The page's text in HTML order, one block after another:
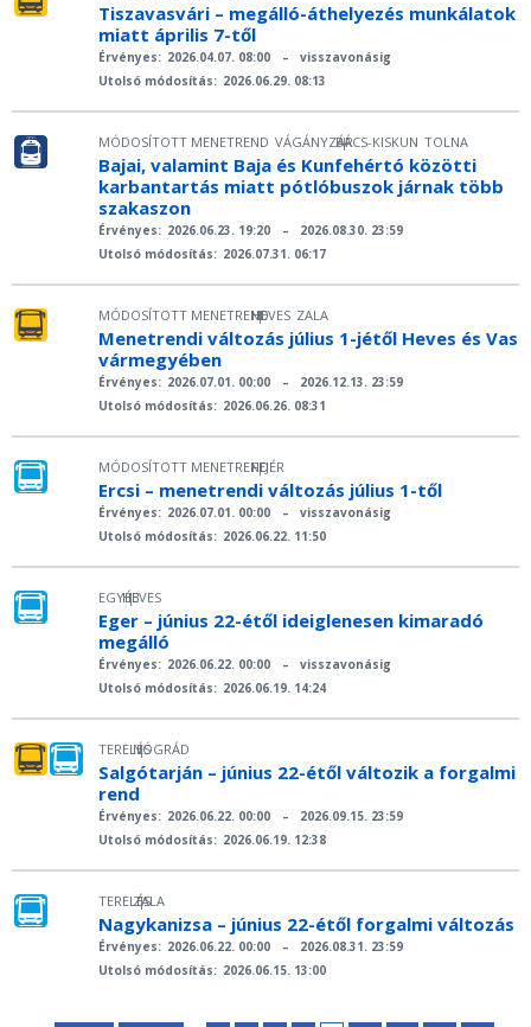
Tiszavasvári – megálló-áthelyezés munkálatok
miatt április 7-től
Érvényes: 2026.04.07. 08:00 –
visszavonásig
Utolsó módosítás: 2026.06.29. 08:13
MÓDOSÍTOTT MENETREND VÁGÁNYZÁR
|
BÁCS-KISKUN TOLNA
Bajai, valamint Baja és Kunfehértó közötti
karbantartás miatt pótlóbuszok járnak több
szakaszon
Érvényes: 2026.06.23. 19:20 –
2026.08.30. 23:59
Utolsó módosítás: 2026.07.31. 06:17
MÓDOSÍTOTT MENETREND
|
HEVES ZALA
Menetrendi változás július 1-jétől Heves és Vas
vármegyében
Érvényes: 2026.07.01. 00:00 –
2026.12.13. 23:59
Utolsó módosítás: 2026.06.26. 08:31
MÓDOSÍTOTT MENETREND
|
FEJÉR
Ercsi – menetrendi változás július 1-től
Érvényes: 2026.07.01. 00:00 –
visszavonásig
Utolsó módosítás: 2026.06.22. 11:50
EGYÉB
|
HEVES
Eger – június 22-étől ideiglenesen kimaradó
megálló
Érvényes: 2026.06.22. 00:00 –
visszavonásig
Utolsó módosítás: 2026.06.19. 14:24
TERELÉS
|
NÓGRÁD
Salgótarján – június 22-étől változik a forgalmi
rend
Érvényes: 2026.06.22. 00:00 –
2026.09.15. 23:59
Utolsó módosítás: 2026.06.19. 12:38
TERELÉS
|
ZALA
Nagykanizsa – június 22-étől forgalmi változás
Érvényes: 2026.06.22. 00:00 –
2026.08.31. 23:59
Utolsó módosítás: 2026.06.15. 13:00